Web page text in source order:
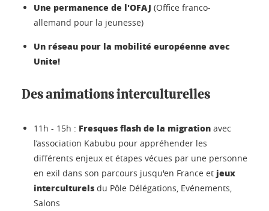
Une permanence de l'OFAJ (Office franco-
allemand pour la jeunesse)
Un réseau pour la mobilité européenne avec
Unite!
Des animations interculturelles
11h - 15h : Fresques flash de la migration avec
l’association Kabubu pour appréhender les
différents enjeux et étapes vécues par une personne
en exil dans son parcours jusqu'en France et jeux
interculturels du Pôle Délégations, Evénements,
Salons